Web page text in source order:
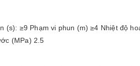
(s): ≥9 Phạm vi phun (m) ≥4 Nhiệt độ
(MPa) 2.5